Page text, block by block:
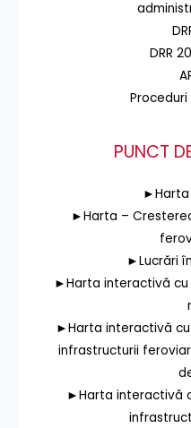
DRR
PUNCT
►Harta
►Harta –
►Lucrări
►Harta interactivă cu
►Harta interactivă
infrastructurii
►Harta interactivă